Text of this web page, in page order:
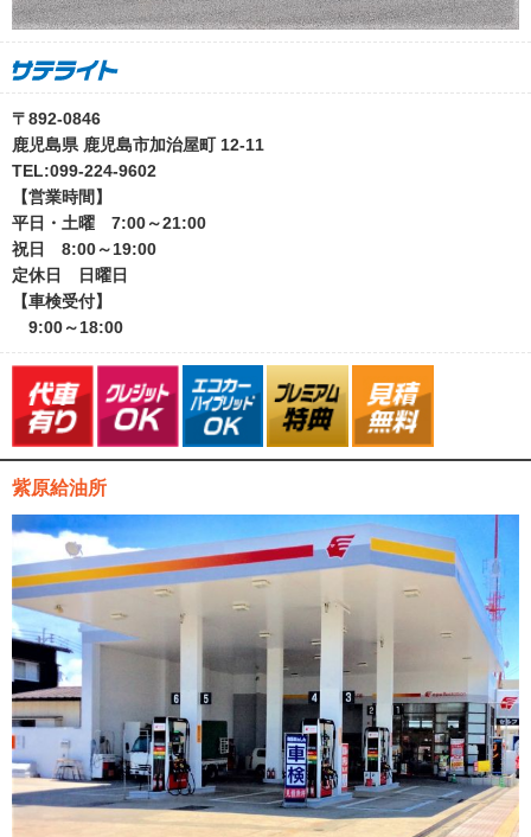
〒892-0846
鹿児島県 鹿児島市加治屋町 12-11
TEL:099-224-9602
【営業時間】
平日・土曜 7:00～21:00
祝日 8:00～19:00
定休日 日曜日
【車検受付】
9:00～18:00
紫原給油所